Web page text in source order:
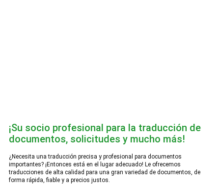
¡Su socio profesional para la traducción de
documentos, solicitudes y mucho más!
¿Necesita una traducción precisa y profesional para documentos
importantes? ¡Entonces está en el lugar adecuado! Le ofrecemos
traducciones de alta calidad para una gran variedad de documentos, de
forma rápida, fiable y a precios justos.